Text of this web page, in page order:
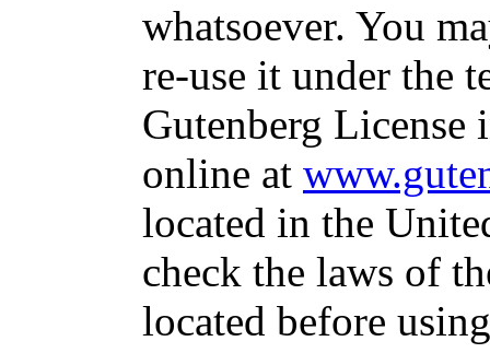
whatsoever. You
re-use it under the
Gutenberg
online at
located in the
check the laws of
located before